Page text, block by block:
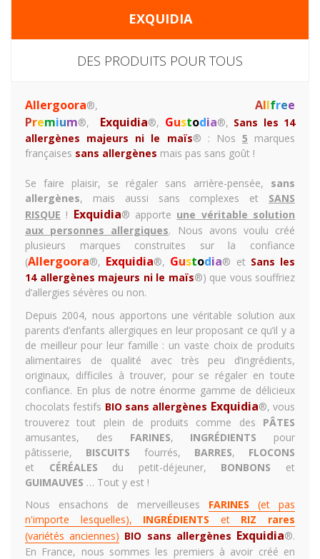
EXQUIDIA
DES PRODUITS POUR TOUS
Allergoora®, Allfree
Premium®, Exquidia®, Gustodia®, Sans les 14
allergènes majeurs ni le maïs® : Nos 5 marques
françaises sans allergènes mais pas sans goût !
Se faire plaisir, se régaler sans arrière-pensée, sans
allergènes, mais aussi sans complexes et SANS
RISQUE ! Exquidia® apporte une véritable solution
aux personnes allergiques. Nous avons voulu créé
plusieurs marques construites sur la confiance
(Allergoora®, Exquidia®, Gustodia® et Sans les
14 allergènes majeurs ni le maïs®) que vous souffriez
d’allergies sévères ou non.
Depuis 2004, nous apportons une véritable solution aux
parents d’enfants allergiques en leur proposant ce qu’il y a
de meilleur pour leur famille : un vaste choix de produits
alimentaires de qualité avec très peu d’ingrédients,
originaux, difficiles à trouver, pour se régaler en toute
confiance. En plus de notre énorme gamme de délicieux
chocolats festifs BIO sans allergènes Exquidia®, vous
trouverez tout plein de produits comme des PÂTES
amusantes, des FARINES, INGRÉDIENTS pour
pâtisserie, BISCUITS fourrés, BARRES, FLOCONS
et CÉRÉALES du petit-déjeuner, BONBONS et
GUIMAUVES … Tout y est !
Nous ensachons de merveilleuses FARINES (et pas
n'importe lesquelles), INGRÉDIENTS et RIZ rares
(variétés anciennes) BIO sans allergènes Exquidia®.
En France, nous sommes les premiers à avoir créé en